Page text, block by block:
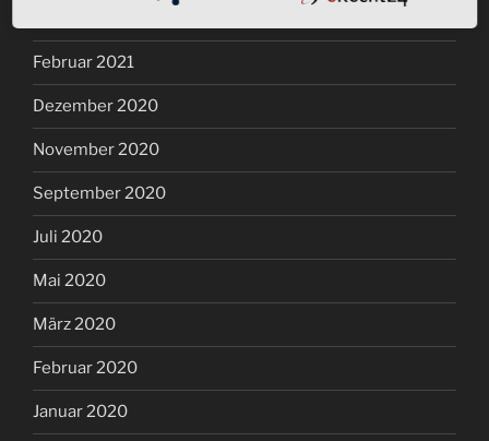
Februar 2021
Dezember 2020
November 2020
September 2020
Juli 2020
Mai 2020
März 2020
Februar 2020
Januar 2020